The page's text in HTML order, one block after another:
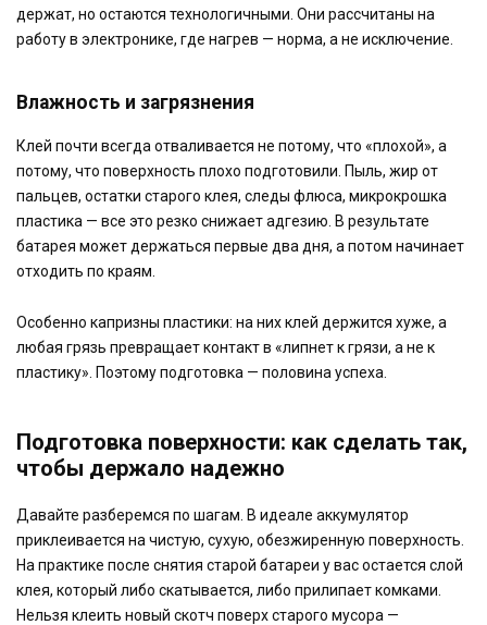
держат, но остаются технологичными. Они рассчитаны на
работу в электронике, где нагрев — норма, а не исключение.
Влажность и загрязнения
Клей почти всегда отваливается не потому, что «плохой», а
потому, что поверхность плохо подготовили. Пыль, жир от
пальцев, остатки старого клея, следы флюса, микрокрошка
пластика — все это резко снижает адгезию. В результате
батарея может держаться первые два дня, а потом начинает
отходить по краям.
Особенно капризны пластики: на них клей держится хуже, а
любая грязь превращает контакт в «липнет к грязи, а не к
пластику». Поэтому подготовка — половина успеха.
Подготовка поверхности: как сделать так,
чтобы держало надежно
Давайте разберемся по шагам. В идеале аккумулятор
приклеивается на чистую, сухую, обезжиренную поверхность.
На практике после снятия старой батареи у вас остается слой
клея, который либо скатывается, либо прилипает комками.
Нельзя клеить новый скотч поверх старого мусора —